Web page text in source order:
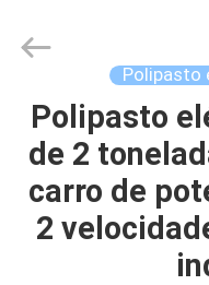
HOGAR
PRODUCTOS
Machinery
Rights
Reserved.
Polipasto
Polipasto
de 2
carro de
2